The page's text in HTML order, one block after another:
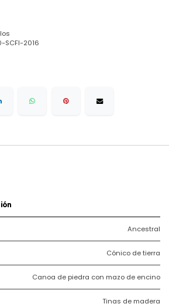
SCFI-2016
Ancestral
Cónico de tierra
Canoa de piedra con mazo de encino
Tinas de madera